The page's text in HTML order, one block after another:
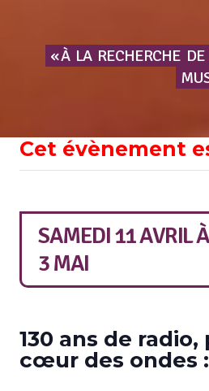
« À LA RECHERCHE DE
Cet évènement
SAMEDI 11 AVRILÀ
3 MAI
130 ans de
cœur des ondes :